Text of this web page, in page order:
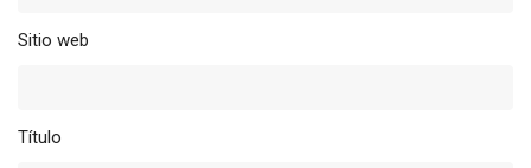
Sitio web
Título